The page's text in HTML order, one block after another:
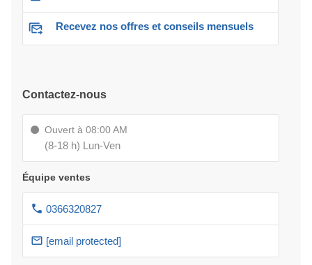
Recevez nos offres et conseils mensuels
Contactez-nous
Ouvert à 08:00 AM
(8-18 h) Lun-Ven
Équipe ventes
0366320827
[email protected]